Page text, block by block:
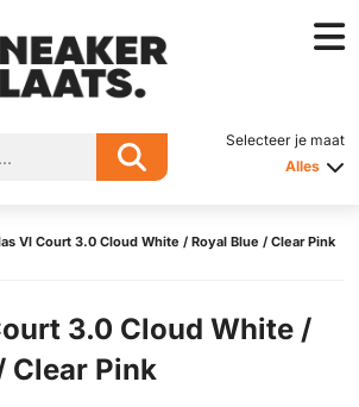
Selecteer je maat
Alles
Vl Court 3.0 Cloud White / Royal Blue / Clear Pink
3.0 Cloud White /
Clear Pink